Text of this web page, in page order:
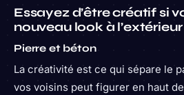
Essayez d’être créatif si
nouveau look à l’extérieur
Pierre et béton
La créativité est ce qui sépare le
vos voisins peut figurer en haut